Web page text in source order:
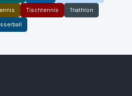
Tischtennis Triathlon